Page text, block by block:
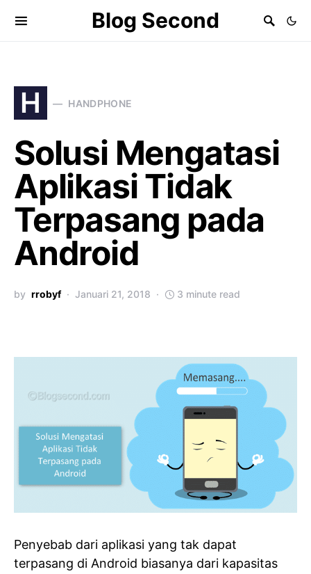
Blog Second
H HANDPHONE
Solusi Mengatasi
Aplikasi Tidak
Terpasang pada
Android
by rrobyf Januari 21, 2018 3 minute read
Penyebab dari aplikasi yang tak dapat
terpasang di Android biasanya dari kapasitas